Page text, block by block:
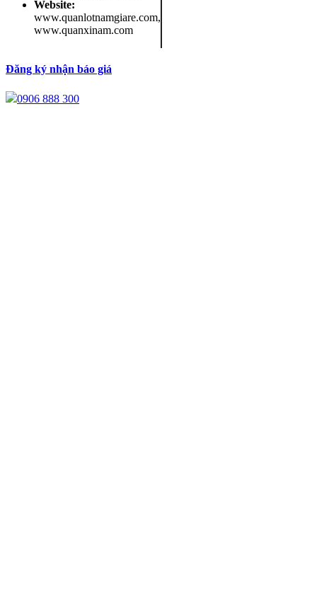
Website:
www.quanlotnamgiare.com,
www.quanxinam.com
Đăng ký nhận báo giá
0906 888 300